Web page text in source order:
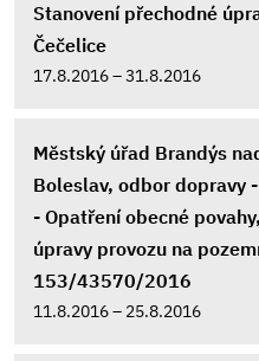
Stanovení přechodné
Čečelice
17.8.2016 – 31.8.2016
Městský úřad Brandýs
Boleslav, odbor dopravy
- Opatření obecné
úpravy provozu na
153/43570/2016
11.8.2016 – 25.8.2016